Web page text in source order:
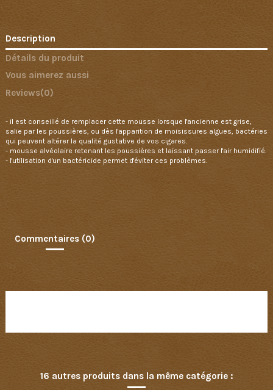
Description
Détails du produit
Vous aimerez aussi
Reviews(0)
- il est conseillé de remplacer cette mousse lorsque l'ancienne est grise,
salie par les poussières, ou dès l'apparition de moisissures algues, bactéries
qui peuvent altérer la qualité gustative de vos cigares.
- mousse alvéolaire retenant les poussières et laissant passer l'air humidifié.
- l'utilisation d'un bactéricide permet d'éviter ces problèmes.
Commentaires (0)
16 autres produits dans la même catégorie :